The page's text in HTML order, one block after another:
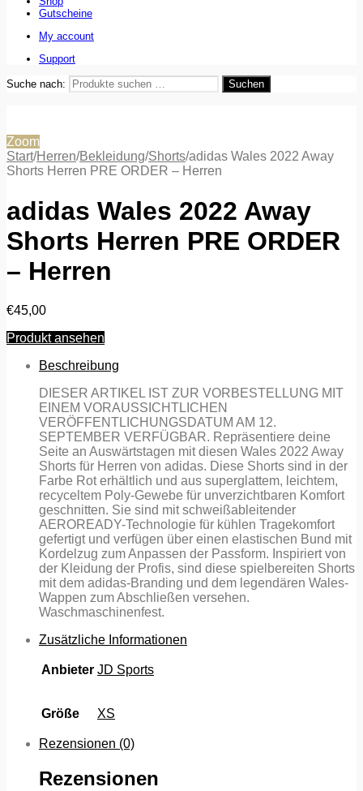
Gutscheine
My account
Support
Suche nach: Suchen
Zoom
Start/Herren/Bekleidung/Shorts/adidas Wales 2022 Away
Shorts Herren PRE ORDER – Herren
adidas Wales 2022 Away
Shorts Herren PRE ORDER
– Herren
€45,00
Produkt ansehen
Beschreibung
DIESER ARTIKEL IST ZUR VORBESTELLUNG MIT
EINEM VORAUSSICHTLICHEN
VERÖFFENTLICHUNGSDATUM AM 12.
SEPTEMBER VERFÜGBAR. Repräsentiere deine
Seite an Auswärtstagen mit diesen Wales 2022 Away
Shorts für Herren von adidas. Diese Shorts sind in der
Farbe Rot erhältlich und aus superglattem, leichtem,
recyceltem Poly-Gewebe für unverzichtbaren Komfort
geschnitten. Sie sind mit schweißableitender
AEROREADY-Technologie für kühlen Tragekomfort
gefertigt und verfügen über einen elastischen Bund mit
Kordelzug zum Anpassen der Passform. Inspiriert von
der Kleidung der Profis, sind diese spielbereiten Shorts
mit dem adidas-Branding und dem legendären Wales-
Wappen zum Abschließen versehen.
Waschmaschinenfest.
Zusätzliche Informationen
Anbieter JD Sports
Größe XS
Rezensionen (0)
Rezensionen